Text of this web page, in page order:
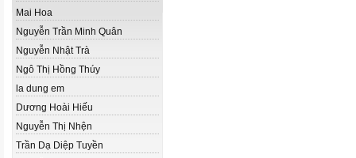
Mai Hoa
Nguyễn Trần Minh Quân
Nguyễn Nhật Trà
Ngô Thị Hồng Thúy
la dung em
Dương Hoài Hiếu
Nguyễn Thị Nhện
Trần Dạ Diệp Tuyền